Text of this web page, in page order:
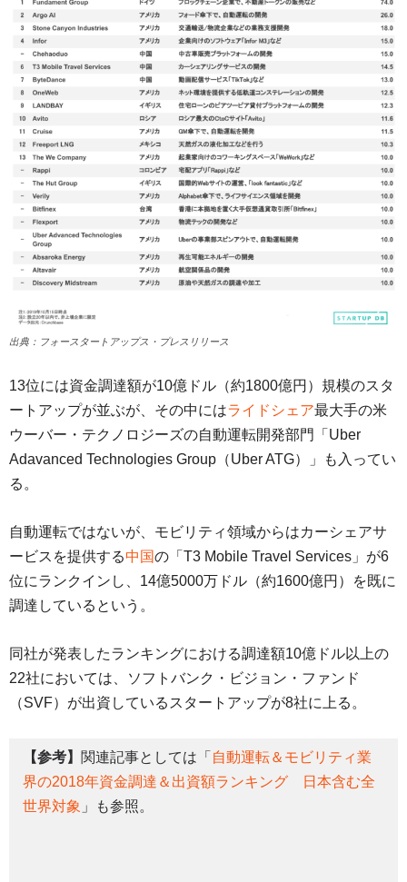
出典：フォースタートアップス・プレスリリース
13位には資金調達額が10億ドル（約1800億円）規模のスタ
ートアップが並ぶが、その中にはライドシェア最大手の米
ウーバー・テクノロジーズの自動運転開発部門「Uber
Adavanced Technologies Group（Uber ATG）」も入ってい
る。
自動運転ではないが、モビリティ領域からはカーシェアサ
ービスを提供する中国の「T3 Mobile Travel Services」が6
位にランクインし、14億5000万ドル（約1600億円）を既に
調達しているという。
同社が発表したランキングにおける調達額10億ドル以上の
22社においては、ソフトバンク・ビジョン・ファンド
（SVF）が出資しているスタートアップが8社に上る。
【参考】 関連記事としては「 自動運転＆モビリティ業
界の2018年資金調達＆出資額ランキング 日本含む全
世界対象 」も参照。